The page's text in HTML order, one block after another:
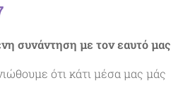
συνάντηση με τον εαυτό μας
ότι κάτι μέσα μας μάς